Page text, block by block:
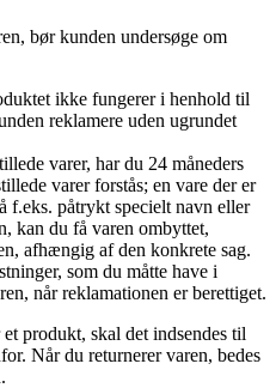
bør kunden undersøge om
ikke fungerer i henhold til
reklamere uden ugrundet
varer, har du 24 måneders
varer forstås; en vare der er
f.eks. påtrykt specielt navn eller
kan du få varen ombyttet,
afhængig af den konkrete sag.
som du måtte have i
når reklamationen er berettiget.
produkt, skal det indsendes til
Når du returnerer varen, bedes